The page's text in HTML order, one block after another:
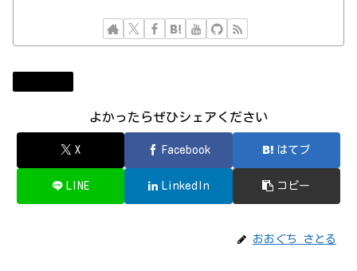
よかったらぜひシェアください
X Facebook はてブ
LINE LinkedIn コピー
おおぐち さとる